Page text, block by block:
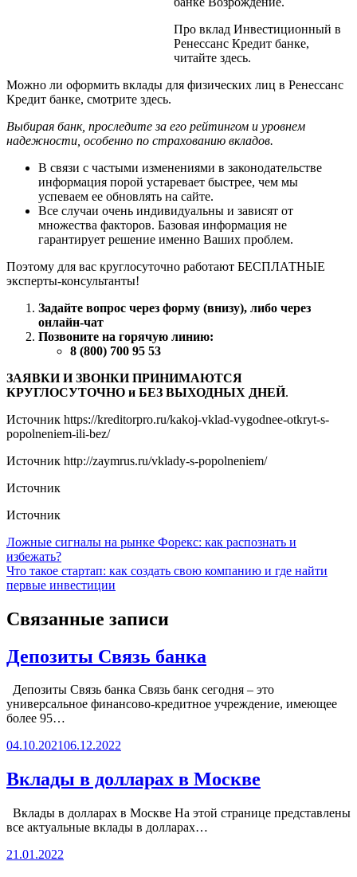
Про вклад Инвестиционный в
Ренессанс Кредит банке,
читайте здесь.
Можно ли оформить вклады для физических лиц в Ренессанс
Кредит банке, смотрите здесь.
Выбирая банк, проследите за его рейтингом и уровнем
надежности, особенно по страхованию вкладов.
В связи с частыми изменениями в законодательстве
информация порой устаревает быстрее, чем мы
успеваем ее обновлять на сайте.
Все случаи очень индивидуальны и зависят от
множества факторов. Базовая информация не
гарантирует решение именно Ваших проблем.
Поэтому для вас круглосуточно работают БЕСПЛАТНЫЕ
эксперты-консультанты!
Задайте вопрос через форму (внизу), либо через
онлайн-чат
Позвоните на горячую линию:
8 (800) 700 95 53
ЗАЯВКИ И ЗВОНКИ ПРИНИМАЮТСЯ
КРУГЛОСУТОЧНО и БЕЗ ВЫХОДНЫХ ДНЕЙ.
Источник https://kreditorpro.ru/kakoj-vklad-vygodnee-otkryt-s-
popolneniem-ili-bez/
Источник http://zaymrus.ru/vklady-s-popolneniem/
Источник
Источник
Навигация
по
записям
Ложные сигналы на рынке Форекс: как распознать и
избежать?
Что такое стартап: как создать свою компанию и где найти
первые инвестиции
Связанные записи
Депозиты Связь банка
Депозиты Связь банка Связь банк сегодня – это
универсальное финансово-кредитное учреждение, имеющее
более 95…
04.10.202106.12.2022
Вклады в долларах в Москве
Вклады в долларах в Москве На этой странице представлены
все актуальные вклады в долларах…
21.01.2022